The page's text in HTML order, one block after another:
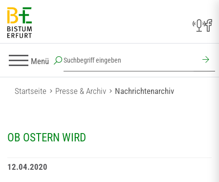
Menü
Startseite Presse & Archiv Nachrichtenarchiv
OB OSTERN WIRD
12.04.2020